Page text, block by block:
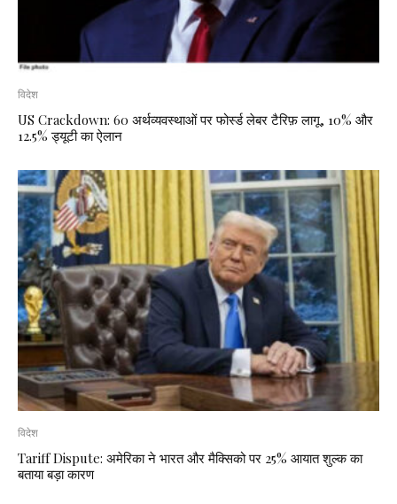
विदेश
US Crackdown: 60 अर्थव्यवस्थाओं पर फोर्स्ड लेबर टैरिफ़ लागू, 10% और
12.5% ड्यूटी का ऐलान
विदेश
Tariff Dispute: अमेरिका ने भारत और मैक्सिको पर 25% आयात शुल्क का
बताया बड़ा कारण